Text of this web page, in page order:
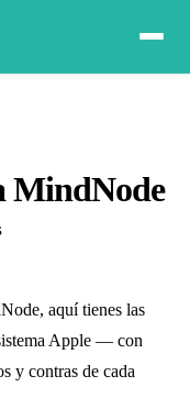
MindNode
aquí tienes las
Apple — con
y contras de cada